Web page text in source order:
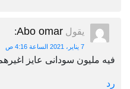
يقول Abo omar
:
7 يناير، 2021 الساعة 4:16 ص
فيه مليون سودانى عايز اغيرهم
رد